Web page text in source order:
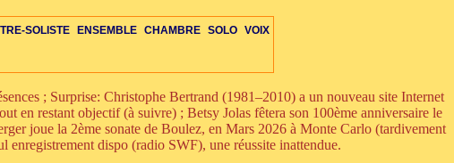
VOIX
OPÉRA-THÉÂTRE
OPÉRA-CHAMBRE
CHAMBRE
SOLO
ÉLECTRO
AUTRES-S
+VENTS-S
CLARINETTE-S
CHAMBRE
+ÉLECTRONIQUE
DUO-TRIO
CHAMBRE-DIV
ENSEMBLE
ENS-VOIX-ÉLECTRO
ENS-ÉLECTRO
ENS-VOIX
SOLISTE
DIVERS-C
PERCUSSIONS-C
+BOIS-VENTS-C
C ORCH-VOIX-ÉLEC
ORCH-ÉLECTRO
PETIT+VOIX
; Surprise: Christophe Bertrand (1981–2010) a un nouveau site Internet
en restant objectif (à suivre) ; Betsy Jolas fêtera son 100ème anniversaire le
joue la 2ème sonate de Boulez, en Mars 2026 à Monte Carlo (tardivement
dispo (radio SWF), une réussite inattendue.